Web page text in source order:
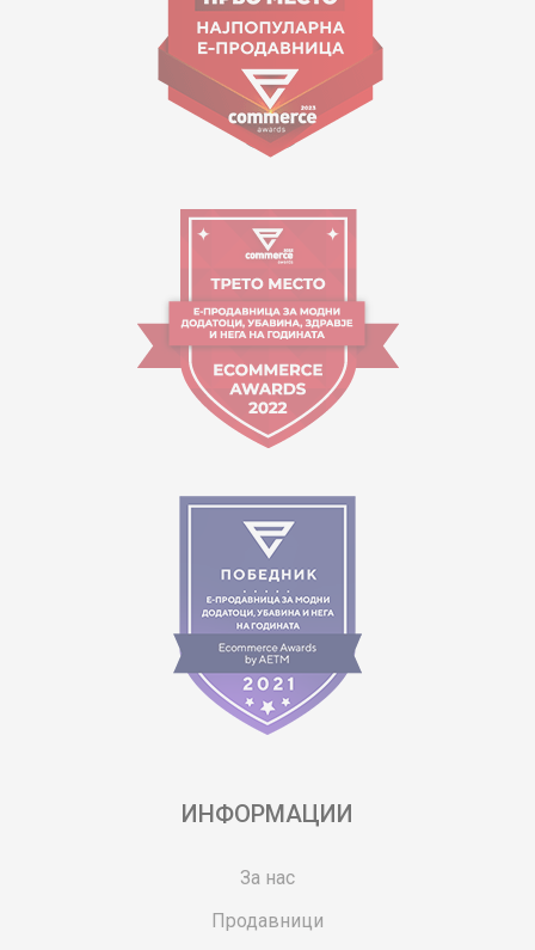
Работно време:
09:00 до 17:00
ИНФОРМАЦИИ
За нас
Продавници